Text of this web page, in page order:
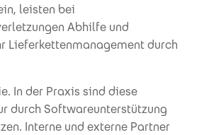
leisten bei
Abhilfe und
Lieferkettenmanagement durch
In der Praxis sind diese
durch Softwareunterstützung
Interne und externe Partner